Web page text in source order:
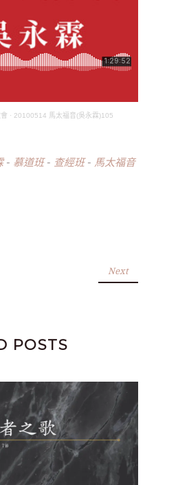
· 20100514 馬太福音(吳永霖)105
- 慕道班- 查經班- 馬太福音
Next
POSTS